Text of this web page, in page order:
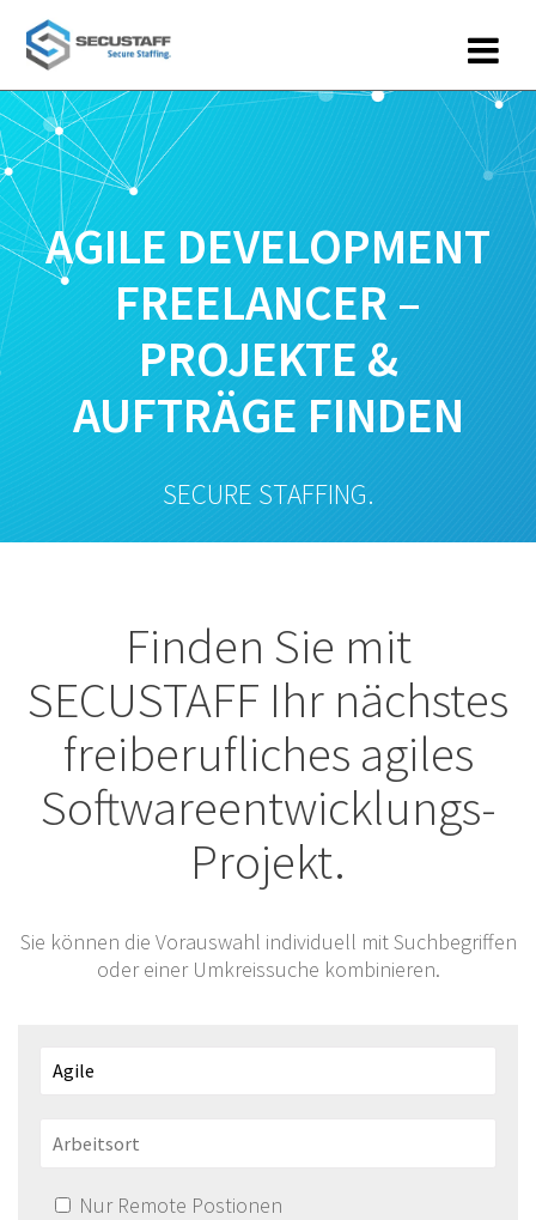
AGILE DEVELOPMENT
FREELANCER –
PROJEKTE &
AUFTRÄGE FINDEN
SECURE STAFFING.
Finden Sie mit
SECUSTAFF Ihr nächstes
freiberufliches agiles
Softwareentwicklungs-
Projekt.
Sie können die Vorauswahl individuell mit Suchbegriffen
oder einer Umkreissuche kombinieren.
Nur Remote Postionen